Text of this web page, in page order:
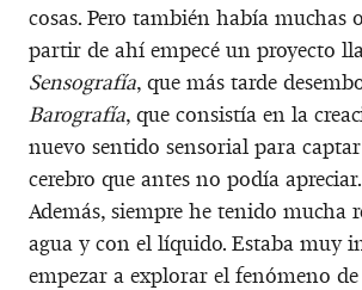
cosas. Pero también había muchas
partir de ahí empecé un proyecto
Sensografía, que más tarde
Barografía, que consistía en la
nuevo sentido sensorial para
cerebro que antes no podía apreciar.
Además, siempre he tenido mucha
agua y con el líquido. Estaba muy
empezar a explorar el fenómeno